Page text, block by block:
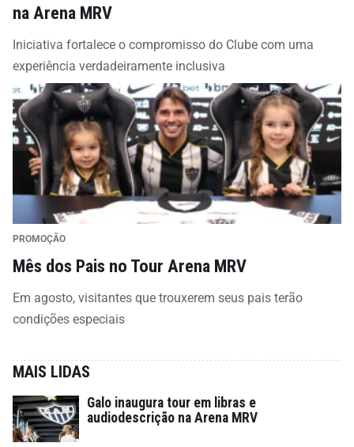
na Arena MRV
Iniciativa fortalece o compromisso do Clube com uma
experiência verdadeiramente inclusiva
PROMOÇÃO
Mês dos Pais no Tour Arena MRV
Em agosto, visitantes que trouxerem seus pais terão
condições especiais
MAIS LIDAS
Galo inaugura tour em libras e
audiodescrição na Arena MRV